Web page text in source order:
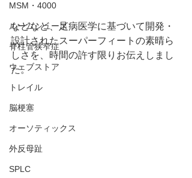
MSM・4000
ルームシューズ
脊柱管狭窄症
ウェブストア
トレイル
脳梗塞
オーソティックス
外反母趾
SPLC
などなど、足病医学に基づいて開発・
設計されたスーパーフィートの素晴ら
しさを、時間の許す限りお伝えしまし
た。